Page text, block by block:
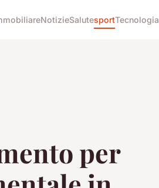
NotizieSalutesportTecnologia
per